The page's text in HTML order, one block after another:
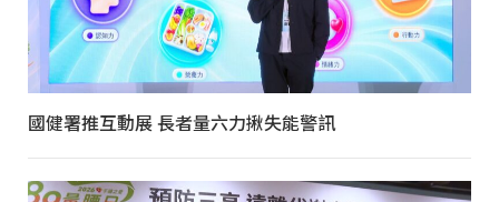
國健署推互動展 長者量六力揪失能警訊